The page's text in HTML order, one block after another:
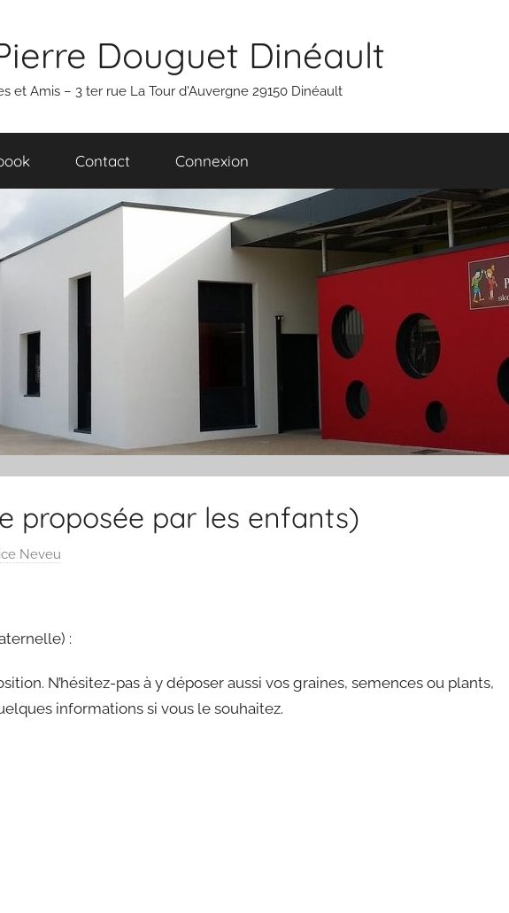
Douguet Dinéault
et Amis – 3 ter rue La Tour d'Auvergne 29150 Dinéault
Contact Connexion
proposée par les enfants)
Neveu
:
N’hésitez-pas à y déposer aussi vos graines, semences ou plants,
informations si vous le souhaitez.